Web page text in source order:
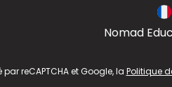
Nomad
reCAPTCHA et Google, la Politique